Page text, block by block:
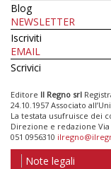
Blog
NEWSLETTER
Iscriviti
EMAIL
Scrivici
Editore Il Regno srl
24.10.1957 Associato
La testata usufruisce dei
Direzione e redazione Via
051 0956310
Note legali